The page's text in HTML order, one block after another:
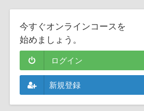
今すぐオンラインコースを
始めましょう。
ログイン
新規登録